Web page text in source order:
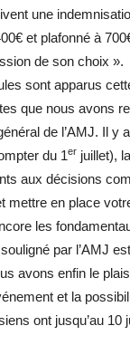
une
et plafonné à
de son choix ».
sont apparus
que nous avons
de l’AMJ. Il y
du 1er juillet),
aux décisions
mettre en place
les
souligné par l’AMJ
avons enfin le
et la
ont jusqu’au 10